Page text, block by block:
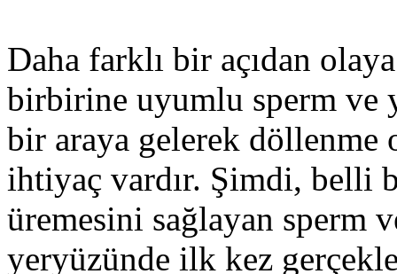
Daha farklı bir açıdan
birbirine uyumlu sperm ve
bir araya gelerek döllenme
ihtiyaç vardır. Şimdi, belli
üremesini sağlayan sperm
yeryüzünde ilk kez